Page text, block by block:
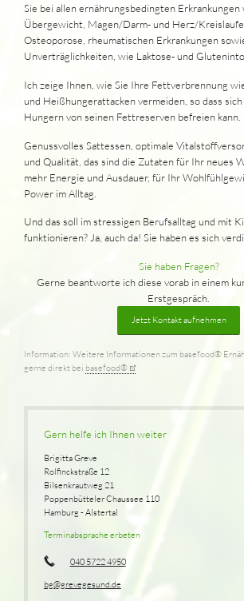
Sie bei allen ernährungsbedingten Erkrankungen
Übergewicht, Magen/Darm- und Herz/
Osteoporose, rheumatischen Erkrankungen
Unverträglichkeiten, wie Laktose- und
Ich zeige Ihnen, wie Sie Ihre Fettverbrennung
und Heißhungerattacken vermeiden, so dass
Hungern von seinen Fettreserven befreien kann.
Genussvolles Sattessen, optimale
und Qualität, das sind die Zutaten für Ihr neues
mehr Energie und Ausdauer, für Ihr
Power im Alltag.
Und das soll im stressigen Berufsalltag und mit
funktionieren? Ja, auch da! Sie haben es sich
Sie haben Fragen?
Gerne beantworte ich diese vorab in einem
Erstgespräch.
Jetzt Kontakt aufnehmen
Information: Weitere Informationen zum basefood®
gerne direkt bei basefood®
Gern helfe ich Ihnen weiter
Brigitta Greve
Rolfinckstraße 12
Bilsenkrautweg 21
Poppenbütteler Chaussee 110
Hamburg - Alstertal
Terminabsprache erbeten
040 5722 4950
bg@grevegesund.de